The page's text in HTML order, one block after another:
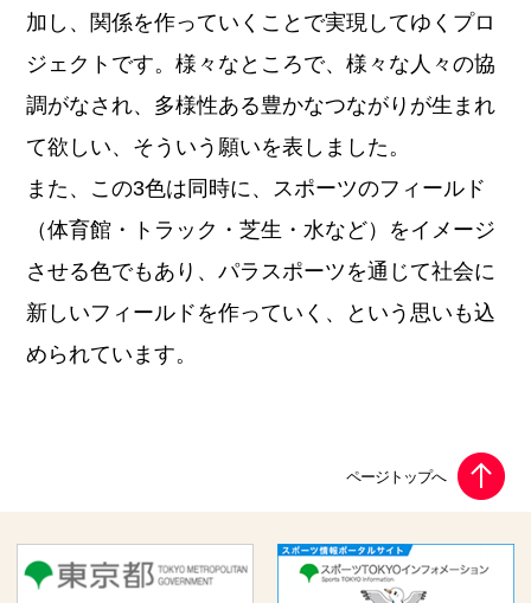
加し、関係を作っていくことで実現してゆくプロ
ジェクトです。様々なところで、様々な人々の協
調がなされ、多様性ある豊かなつながりが生まれ
て欲しい、そういう願いを表しました。
また、この3色は同時に、スポーツのフィールド
（体育館・トラック・芝生・水など）をイメージ
させる色でもあり、パラスポーツを通じて社会に
新しいフィールドを作っていく、という思いも込
められています。